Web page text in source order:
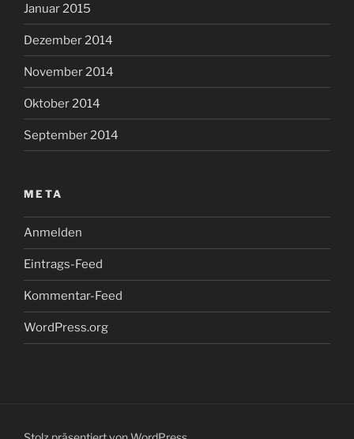
Januar 2015
Dezember 2014
November 2014
Oktober 2014
September 2014
META
Anmelden
Eintrags-Feed
Kommentar-Feed
WordPress.org